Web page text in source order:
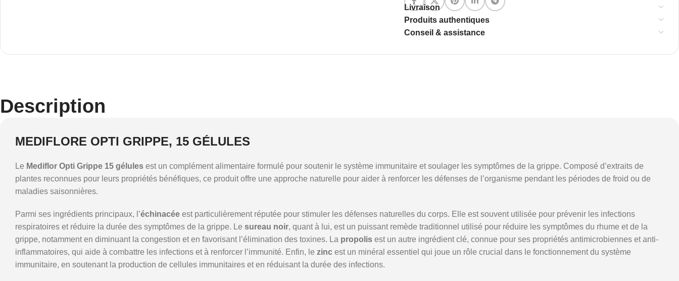
Livraison
Produits authentiques
Conseil & assistance
Description
MEDIFLORE OPTI GRIPPE, 15 GÉLULES
Le Mediflor Opti Grippe 15 gélules est un complément alimentaire formulé pour soutenir le système immunitaire et soulager les symptômes de la grippe. Composé d’extraits de
plantes reconnues pour leurs propriétés bénéfiques, ce produit offre une approche naturelle pour aider à renforcer les défenses de l’organisme pendant les périodes de froid ou de
maladies saisonnières.
Parmi ses ingrédients principaux, l’échinacée est particulièrement réputée pour stimuler les défenses naturelles du corps. Elle est souvent utilisée pour prévenir les infections
respiratoires et réduire la durée des symptômes de la grippe. Le sureau noir, quant à lui, est un puissant remède traditionnel utilisé pour réduire les symptômes du rhume et de la
grippe, notamment en diminuant la congestion et en favorisant l’élimination des toxines. La propolis est un autre ingrédient clé, connue pour ses propriétés antimicrobiennes et anti-
inflammatoires, qui aide à combattre les infections et à renforcer l’immunité. Enfin, le zinc est un minéral essentiel qui joue un rôle crucial dans le fonctionnement du système
immunitaire, en soutenant la production de cellules immunitaires et en réduisant la durée des infections.